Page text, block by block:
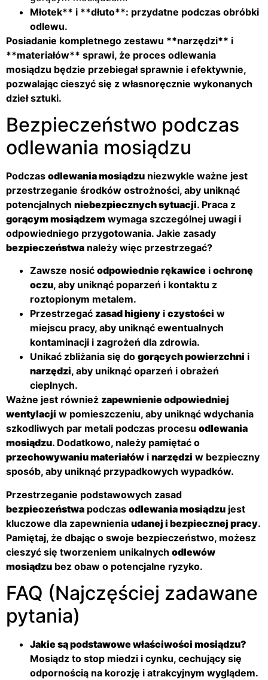
Młotek** i **dłuto**: przydatne podczas obróbki
odlewu.
Posiadanie kompletnego zestawu **narzędzi** i
**materiałów** sprawi, że proces odlewania
mosiądzu będzie przebiegał sprawnie i efektywnie,
pozwalając cieszyć się z własnoręcznie wykonanych
dzieł sztuki.
Bezpieczeństwo podczas
odlewania mosiądzu
Podczas odlewania mosiądzu niezwykle ważne jest
przestrzeganie środków ostrożności, aby uniknąć
potencjalnych niebezpiecznych sytuacji. Praca z
gorącym mosiądzem wymaga szczególnej uwagi i
odpowiedniego przygotowania. Jakie zasady
bezpieczeństwa należy więc przestrzegać?
Zawsze nosić odpowiednie rękawice i ochronę
oczu, aby uniknąć poparzeń i kontaktu z
roztopionym metalem.
Przestrzegać zasad higieny i czystości w
miejscu pracy, aby uniknąć ewentualnych
kontaminacji i zagrożeń dla zdrowia.
Unikać zbliżania się do gorących powierzchni i
narzędzi, aby uniknąć oparzeń i obrażeń
cieplnych.
Ważne jest również zapewnienie odpowiedniej
wentylacji w pomieszczeniu, aby uniknąć wdychania
szkodliwych par metali podczas procesu odlewania
mosiądzu. Dodatkowo, należy pamiętać o
przechowywaniu materiałów i narzędzi w bezpieczny
sposób, aby uniknąć przypadkowych wypadków.
Przestrzeganie podstawowych zasad
bezpieczeństwa podczas odlewania mosiądzu jest
kluczowe dla zapewnienia udanej i bezpiecznej pracy.
Pamiętaj, że dbając o swoje bezpieczeństwo, możesz
cieszyć się tworzeniem unikalnych odlewów
mosiądzu bez obaw o potencjalne ryzyko.
FAQ (Najczęściej zadawane
pytania)
Jakie są podstawowe właściwości mosiądzu?
Mosiądz to stop miedzi i cynku, cechujący się
odpornością na korozję i atrakcyjnym wyglądem.